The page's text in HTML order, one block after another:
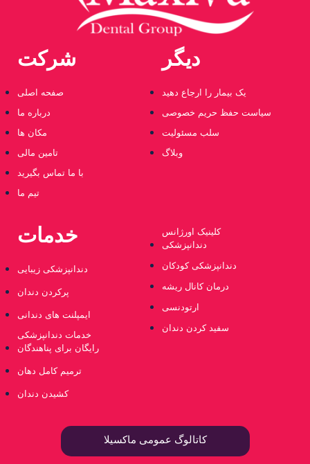
شرکت
صفحه اصلی
درباره ما
مکان ها
تامین مالی
با ما تماس بگیرید
تیم ما
دیگر
یک بیمار را ارجاع دهید
سیاست حفظ حریم خصوصی
سلب مسئولیت
وبلاگ
خدمات
دندانپزشکی زیبایی
پرکردن دندان
ایمپلنت های دندانی
خدمات دندانپزشکی
رایگان برای پناهندگان
ترمیم کامل دهان
کشیدن دندان
کلینیک اورژانس
دندانپزشکی
دندانپزشکی کودکان
درمان کانال ریشه
ارتودنسی
سفید کردن دندان
کاتالوگ عمومی ماکسیلا